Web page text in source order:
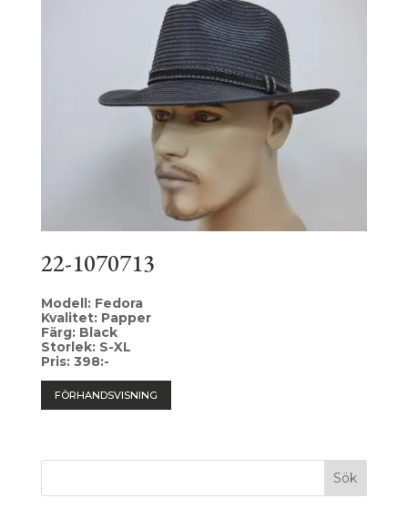
22-1070713
Modell: Fedora
Kvalitet: Papper
Färg: Black
Storlek: S-XL
Pris: 398:-
FÖRHANDSVISNING
Sök